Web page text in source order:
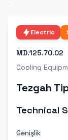
Electric
MD.125.70.02
Cooling
Tezgah
Technical
Genişlik